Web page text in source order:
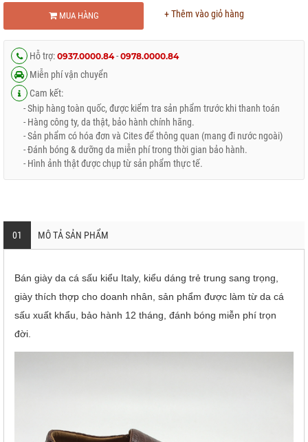
MUA HÀNG + Thêm vào giỏ hàng
Hỗ trợ: 0937.0000.84- 0978.0000.84
Miễn phí vận chuyển
Cam kết:
- Ship hàng toàn quốc, được kiểm tra sản phẩm trước khi thanh toán
- Hàng công ty, da thật, bảo hành chính hãng.
- Sản phẩm có hóa đơn và Cites để thông quan (mang đi nước ngoài)
- Đánh bóng & dưỡng da miễn phí trong thời gian bảo hành.
- Hình ảnh thật được chụp từ sản phẩm thực tế.
01 MÔ TẢ SẢN PHẨM
Bán giày da cá sấu kiểu Italy, kiểu dáng trẻ trung sang trọng,
giày thích thợp cho doanh nhân, sản phẩm được làm từ da cá
sấu xuất khẩu, bảo hành 12 tháng, đánh bóng miễn phí trọn
đời.